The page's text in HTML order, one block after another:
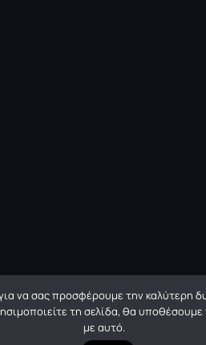
να σας προσφέρουμε την καλύτερη
τη σελίδα, θα
με αυτό.